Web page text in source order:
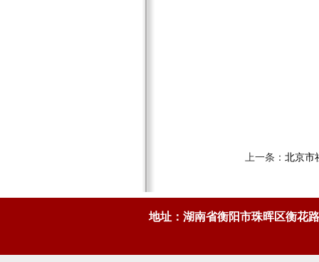
上一条： 北京市
地址：湖南省衡阳市珠晖区衡花